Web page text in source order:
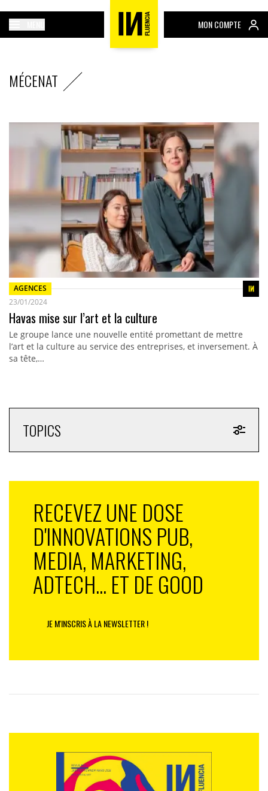
MON COMPTE
MÉCENAT
AGENCES
23/01/2024
Havas mise sur l’art et la culture
Le groupe lance une nouvelle entité promettant de mettre
l’art et la culture au service des entreprises, et inversement. À
sa tête,…
TOPICS
RECEVEZ UNE DOSE
D'INNOVATIONS PUB,
MEDIA, MARKETING,
ADTECH... ET DE GOOD
JE M'INSCRIS À LA NEWSLETTER !